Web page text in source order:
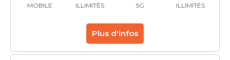
MOBILE
ILLIMITÉS
5G
ILLIMITÉS
Plus d'infos